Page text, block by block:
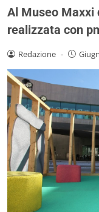
Al Museo Maxxi
realizzata con
Redazione -